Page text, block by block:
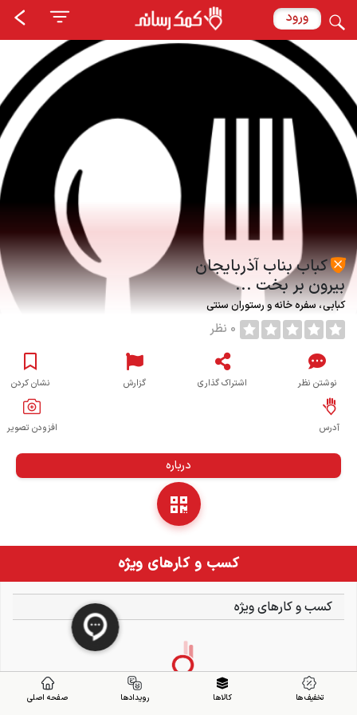
ورود
کباب بناب آذربایجان
بیرون بر بخت ...
کبابی سفره خانه و رستوران سنتی
0 نظر
نوشتن نظر اشتراک گذاری گزارش نشان کردن
آدرس افزودن تصویر
درباره
کسب و کارهای ویژه
کسب و کارهای ویژه
تخفیف ها کالاها رویدادها صفحه اصلی